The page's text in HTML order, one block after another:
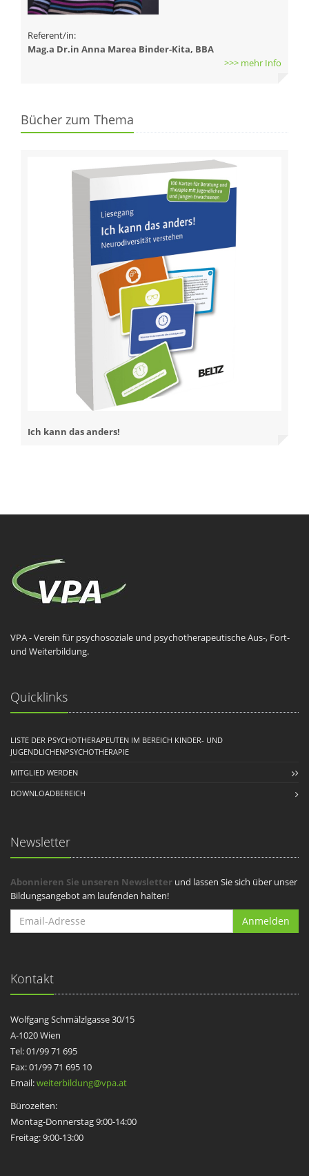
Referent/in:
Mag.a Dr.in Anna Marea Binder-Kita, BBA
>>> mehr Info
Bücher zum Thema
Ich kann das anders!
VPA - Verein für psychosoziale und psychotherapeutische Aus-, Fort-
und Weiterbildung.
Quicklinks
LISTE DER PSYCHOTHERAPEUTEN IM BEREICH KINDER- UND
JUGENDLICHENPSYCHOTHERAPIE
MITGLIED WERDEN
DOWNLOADBEREICH
Newsletter
Abonnieren Sie unseren Newsletter und lassen Sie sich über unser
Bildungsangebot am laufenden halten!
Anmelden
Kontakt
Wolfgang Schmälzlgasse 30/15
A-1020 Wien
Tel: 01/99 71 695
Fax: 01/99 71 695 10
Email:weiterbildung@vpa.at
Bürozeiten:
Montag-Donnerstag 9:00-14:00
Freitag: 9:00-13:00